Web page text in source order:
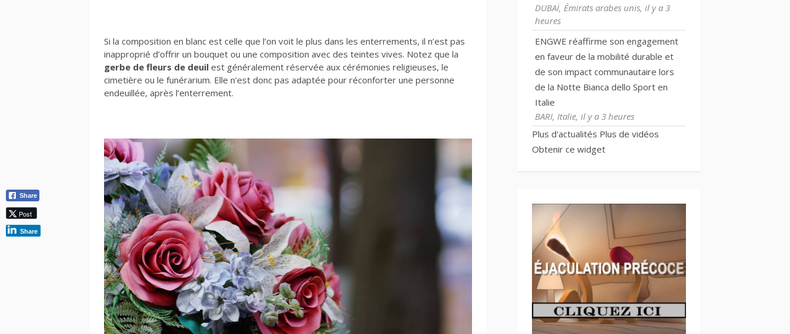
Si la composition en blanc est celle que l’on voit le plus dans les enterrements, il n’est pas
inapproprié d’offrir un bouquet ou une composition avec des teintes vives. Notez que la
gerbe de fleurs de deuil est généralement réservée aux cérémonies religieuses, le
cimetière ou le funérarium. Elle n’est donc pas adaptée pour réconforter une personne
endeuillée, après l’enterrement.
DUBAÏ, Émirats arabes unis, il y a 3
heures
ENGWE réaffirme son engagement
en faveur de la mobilité durable et
de son impact communautaire lors
de la Notte Bianca dello Sport en
Italie
BARI, Italie, il y a 3 heures
Plus d'actualités Plus de vidéos
Obtenir ce widget
Share
Post
Share